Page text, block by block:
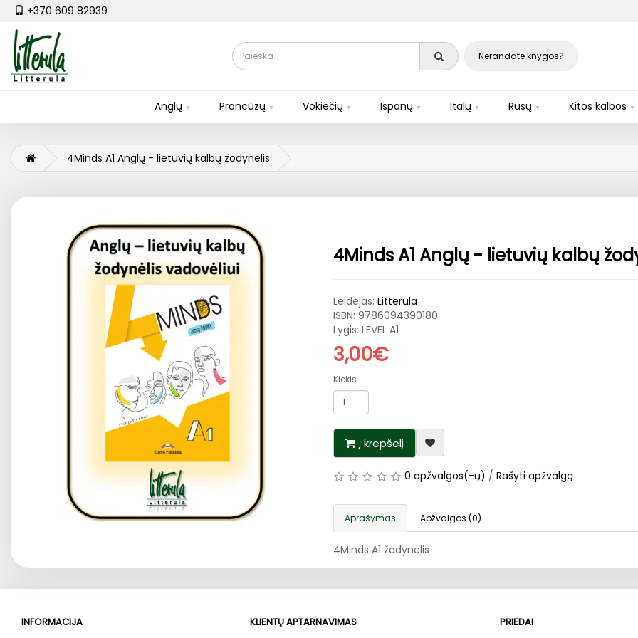
+370 609 82939
Nerandate knygos?
Anglų Prancūzų Vokiečių Ispanų Italų Rusų Kitos kalbos
4Minds A1 Anglų - lietuvių kalbų žodynėlis
4Minds A1 Anglų - lietuvių kalbų
Leidėjas: Litterula
ISBN: 9786094390180
Lygis: LEVEL A1
3,00€
Kiekis
Į krepšelį
0 apžvalgos(-ų) / Rašyti apžvalgą
Aprašymas Apžvalgos (0)
4Minds A1 žodynėlis
INFORMACIJA KLIENTŲ APTARNAVIMAS PRIEDAI